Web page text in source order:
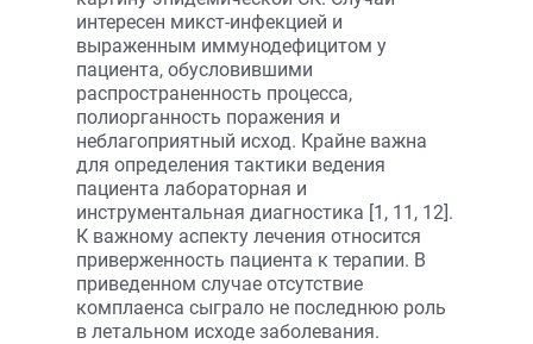
интересен микст-инфекцией и
выраженным иммунодефицитом у
пациента, обусловившими
распространенность процесса,
полиорганность поражения и
неблагоприятный исход. Крайне важна
для определения тактики ведения
пациента лабораторная и
инструментальная диагностика [1, 11, 12].
К важному аспекту лечения относится
приверженность пациента к терапии. В
приведенном случае отсутствие
комплаенса сыграло не последнюю роль
в летальном исходе заболевания.